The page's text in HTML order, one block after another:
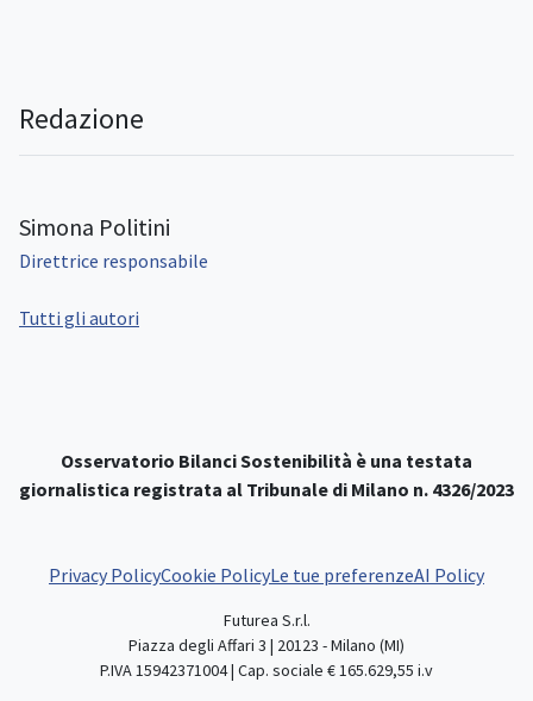
Redazione
Simona Politini
Direttrice responsabile
Tutti gli autori
Osservatorio Bilanci Sostenibilità è una testata
giornalistica registrata al Tribunale di Milano n. 4326/2023
Privacy PolicyCookie PolicyLe tue preferenzeAI Policy
Futurea S.r.l.
Piazza degli Affari 3 | 20123 - Milano (MI)
P.IVA 15942371004 | Cap. sociale € 165.629,55 i.v